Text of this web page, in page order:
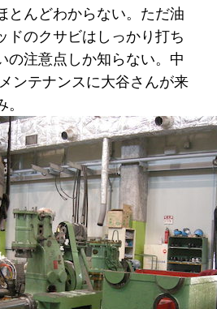
とんどわからない。ただ油
ドのクサビはしっかり打ち
の注意点しか知らない。中
ンテナンスに大谷さんが来